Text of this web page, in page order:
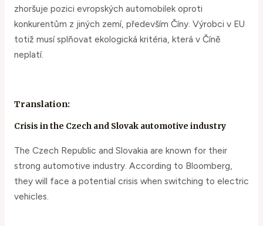
zhoršuje pozici evropských automobilek oproti
konkurentům z jiných zemí, především Číny. Výrobci v EU
totiž musí splňovat ekologická kritéria, která v Číně
neplatí.
Translation:
Crisis in the Czech and Slovak automotive industry
The Czech Republic and Slovakia are known for their
strong automotive industry. According to Bloomberg,
they will face a potential crisis when switching to electric
vehicles.